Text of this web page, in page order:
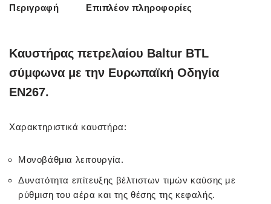
Περιγραφή Επιπλέον πληροφορίες
Καυστήρας πετρελαίου Baltur BTL
σύμφωνα με την Ευρωπαϊκή Οδηγία
ΕΝ267.
Χαρακτηριστικά καυστήρα:
Μονοβάθμια λειτουργία.
Δυνατότητα επίτευξης βέλτιστων τιμών καύσης με
ρύθμιση του αέρα και της θέσης της κεφαλής.